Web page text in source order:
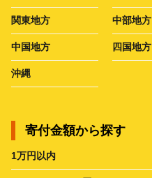
関東地方 中部地方
中国地方 四国地方
沖縄
寄付金額から探す
1万円以内